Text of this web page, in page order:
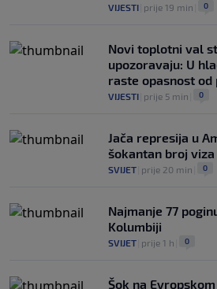
VIJESTI prije 19 min 0
Novi toplotni val
upozoravaju: U
raste opasnost od
VIJESTI prije 5 min 0
Jača represija u
šokantan broj viza
SVIJET prije 20 min 0
Najmanje 77
Kolumbiji
SVIJET prije 1 h 0
Šok na